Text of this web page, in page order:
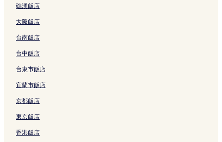
礁溪飯店
大阪飯店
台南飯店
台中飯店
台東市飯店
宜蘭市飯店
京都飯店
東京飯店
香港飯店